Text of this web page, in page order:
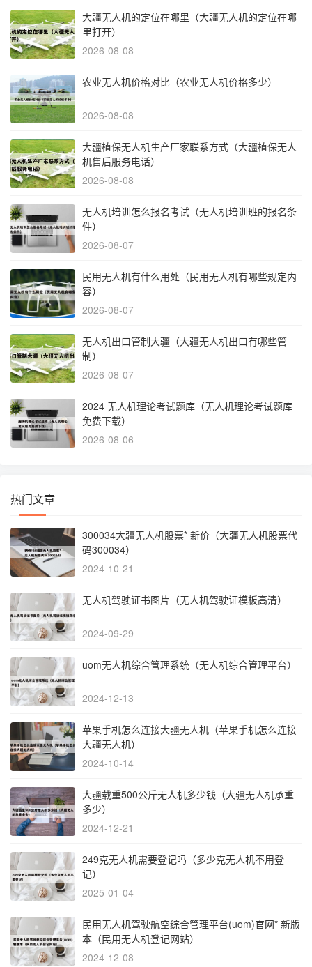
大疆无人机的定位在哪里（大疆无人机的定位在哪
里打开）
2026-08-08
农业无人机价格对比（农业无人机价格多少）
2026-08-08
大疆植保无人机生产厂家联系方式（大疆植保无人
机售后服务电话）
2026-08-08
无人机培训怎么报名考试（无人机培训班的报名条
件）
2026-08-07
民用无人机有什么用处（民用无人机有哪些规定内
容）
2026-08-07
无人机出口管制大疆（大疆无人机出口有哪些管
制）
2026-08-07
2024 无人机理论考试题库（无人机理论考试题库
免费下载）
2026-08-06
热门文章
300034大疆无人机股票* 新价（大疆无人机股票代
码300034）
2024-10-21
无人机驾驶证书图片（无人机驾驶证模板高清）
2024-09-29
uom无人机综合管理系统（无人机综合管理平台）
2024-12-13
苹果手机怎么连接大疆无人机（苹果手机怎么连接
大疆无人机）
2024-10-14
大疆载重500公斤无人机多少钱（大疆无人机承重
多少）
2024-12-21
249克无人机需要登记吗（多少克无人机不用登
记）
2025-01-04
民用无人机驾驶航空综合管理平台(uom)官网* 新版
本（民用无人机登记网站）
2024-12-08